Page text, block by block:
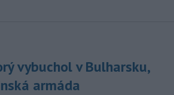
vybuchol v Bulharsku,
armáda